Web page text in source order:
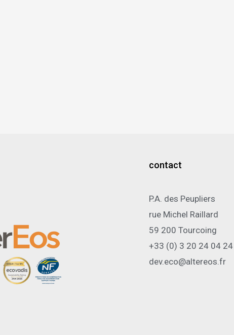
contact
P.A. des Peupliers
rue Michel Raillard
59 200 Tourcoing
+33 (0) 3 20 24 04 24
dev.eco@altereos.fr